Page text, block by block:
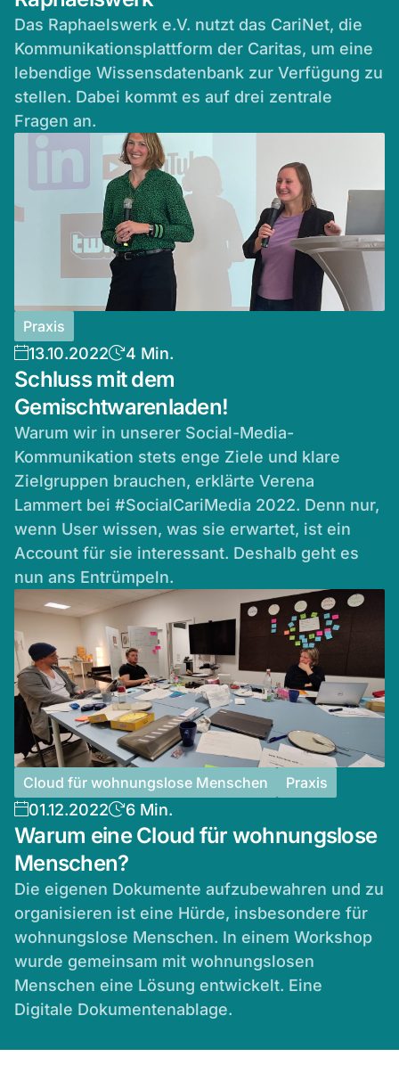
Das Raphaelswerk e.V. nutzt das CariNet, die
Kommunikationsplattform der Caritas, um eine
lebendige Wissensdatenbank zur Verfügung zu
stellen. Dabei kommt es auf drei zentrale
Fragen an.
Praxis
13.10.2022 4 Min.
Schluss mit dem
Gemischtwarenladen!
Warum wir in unserer Social-Media-
Kommunikation stets enge Ziele und klare
Zielgruppen brauchen, erklärte Verena
Lammert bei #SocialCariMedia 2022. Denn nur,
wenn User wissen, was sie erwartet, ist ein
Account für sie interessant. Deshalb geht es
nun ans Entrümpeln.
Cloud für wohnungslose Menschen Praxis
01.12.2022 6 Min.
Warum eine Cloud für wohnungslose
Menschen?
Die eigenen Dokumente aufzubewahren und zu
organisieren ist eine Hürde, insbesondere für
wohnungslose Menschen. In einem Workshop
wurde gemeinsam mit wohnungslosen
Menschen eine Lösung entwickelt. Eine
Digitale Dokumentenablage.